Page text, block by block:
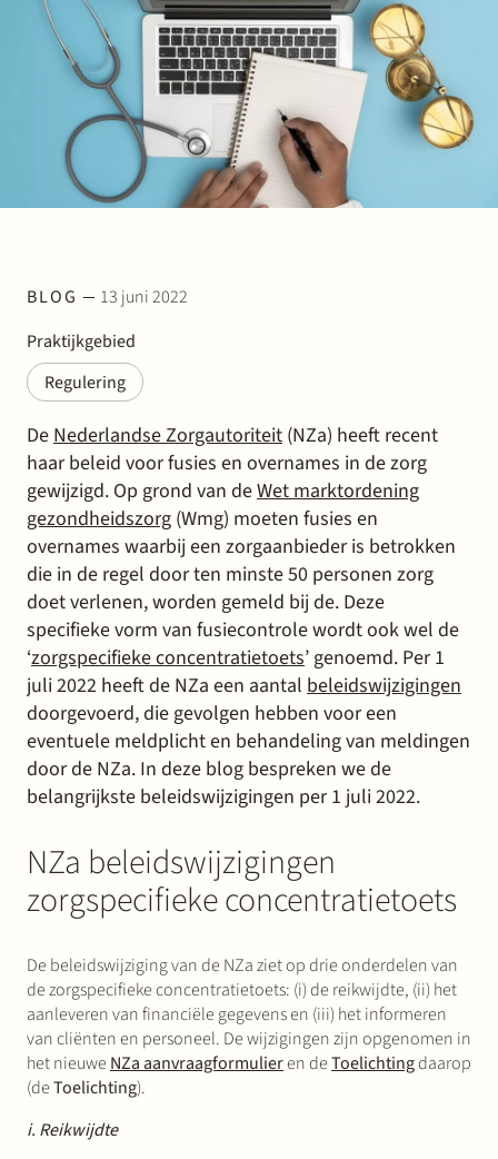
BLOG
13 juni 2022
Praktijkgebied
Regulering
DeNederlandse Zorgautoriteit (NZa) heeft recent
haar beleid voor fusies en overnames in de zorg
gewijzigd. Op grond van deWet marktordening
gezondheidszorg (Wmg) moeten fusies en
overnames waarbij een zorgaanbieder is betrokken
die in de regel door ten minste 50 personen zorg
doet verlenen, worden gemeld bij de. Deze
specifieke vorm van fusiecontrole wordt ook wel de
‘zorgspecifieke concentratietoets’ genoemd. Per 1
juli 2022 heeft de NZa een aantal beleidswijzigingen
doorgevoerd, die gevolgen hebben voor een
eventuele meldplicht en behandeling van meldingen
door de NZa. In deze blog bespreken we de
belangrijkste beleidswijzigingen per 1 juli 2022.
NZa beleidswijzigingen
zorgspecifieke concentratietoets
De beleidswijziging van de NZa ziet op drie onderdelen van
de zorgspecifieke concentratietoets: (i) de reikwijdte, (ii) het
aanleveren van financiële gegevens en (iii) het informeren
van cliënten en personeel. De wijzigingen zijn opgenomen in
het nieuwe NZa aanvraagformulieren deToelichtingdaarop
(deToelichting).
i. Reikwijdte
Werken bij Stek